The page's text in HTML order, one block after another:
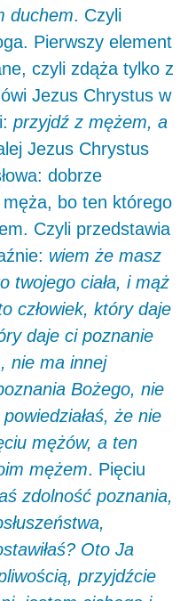
duchem. Czyli
Pierwszy element
czyli zdąża tylko z
Jezus Chrystus w
przyjdź z mężem, a
Jezus Chrystus
dobrze
męża, bo ten którego
Czyli przedstawia
wiem że masz
twojego ciała, i mąż
człowiek, który daje
daje ci poznanie
nie ma innej
Bożego, nie
że nie
mężów, a ten
mężem. Pięciu
zdolność poznania,
Oto Ja
przyjdźcie